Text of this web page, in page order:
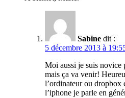
Sabine dit :
5 décembre 2013 à
Moi aussi je suis novice
mais ça va venir!
l’ordinateur ou dropbox
l’iphone je parle en